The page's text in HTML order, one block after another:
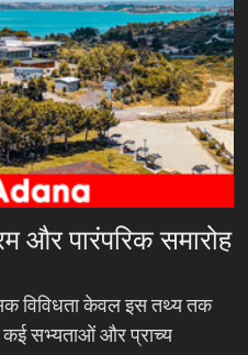
और पारंपरिक समारोह
विविधता केवल इस तथ्य तक
कई सभ्यताओं और प्राच्य